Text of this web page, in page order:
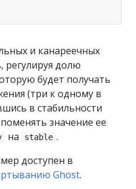
и канареечных
регулируя долю
будет получать
(три к одному в
в стабильности
значение ее
на stable .
доступен в
Ghost.